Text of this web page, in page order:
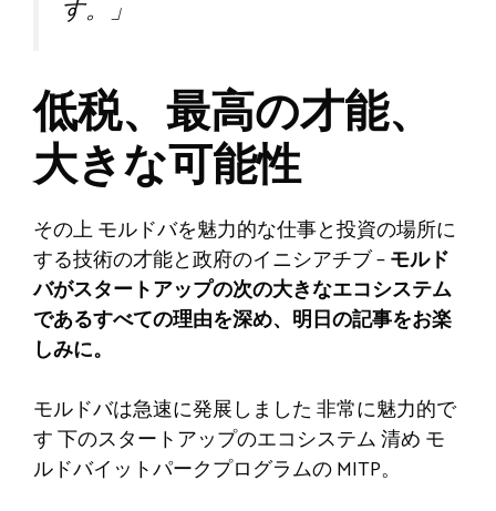
す。」
低税、最高の才能、
大きな可能性
その上モルドバを魅力的な仕事と投資の場所に
する技術の才能と政府のイニシアチブ –モルド
バがスタートアップの次の大きなエコシステム
であるすべての理由を深め、明日の記事をお楽
しみに。
モルドバは急速に発展しました非常に魅力的で
す下のスタートアップのエコシステム清め モ
ルドバイットパークプログラムのMITP。